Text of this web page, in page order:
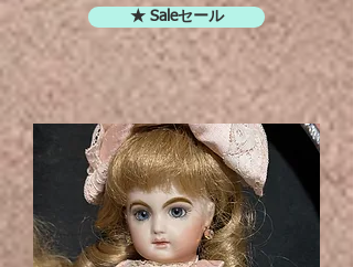
★ Saleセール